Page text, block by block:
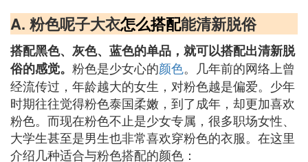
A. 粉色呢子大衣怎么搭配能清新脱俗
搭配黑色、灰色、蓝色的单品，就可以搭配出清新脱
俗的感觉。 粉色是少女心的颜色。几年前的网络上曾
经流传过，年龄越大的女生，对粉色越是偏爱。少年
时期往往觉得粉色泰国柔嫩，到了成年，却更加喜欢
粉色。而现在粉色不止是少女专属，很多职场女性、
大学生甚至是男生也非常喜欢穿粉色的衣服。在这里
介绍几种适合与粉色搭配的颜色：